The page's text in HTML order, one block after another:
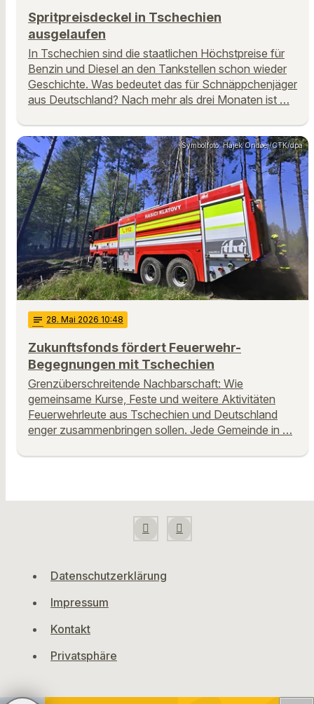
Spritpreisdeckel in Tschechien
ausgelaufen
In Tschechien sind die staatlichen Höchstpreise für
Benzin und Diesel an den Tankstellen schon wieder
Geschichte. Was bedeutet das für Schnäppchenjäger
aus Deutschland? Nach mehr als drei Monaten ist …
Symbolfoto: Hájek Ondøej/CTK/dpa
notes 28. Mai 2026 10:48
Zukunftsfonds fördert Feuerwehr-
Begegnungen mit Tschechien
Grenzüberschreitende Nachbarschaft: Wie
gemeinsame Kurse, Feste und weitere Aktivitäten
Feuerwehrleute aus Tschechien und Deutschland
enger zusammenbringen sollen. Jede Gemeinde in …
Datenschutzerklärung
Impressum
Kontakt
Privatsphäre